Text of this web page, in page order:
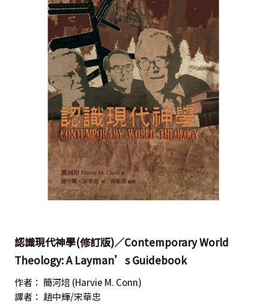
認識現代神學(修訂版)／Contemporary World
Theology: A Layman’s Guidebook
作者： 簡河培 (Harvie M. Conn)
譯者： 趙中輝/宋華忠